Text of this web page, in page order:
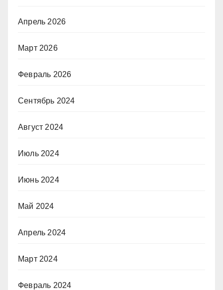
Апрель 2026
Март 2026
Февраль 2026
Сентябрь 2024
Август 2024
Июль 2024
Июнь 2024
Май 2024
Апрель 2024
Март 2024
Февраль 2024